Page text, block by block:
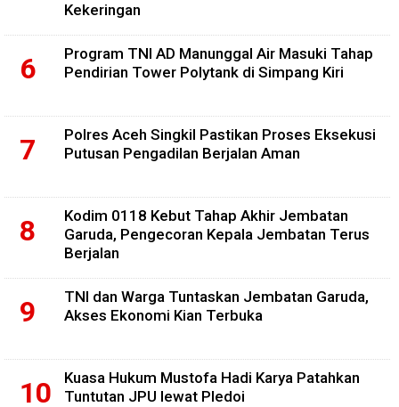
Kekeringan
Program TNI AD Manunggal Air Masuki Tahap
Pendirian Tower Polytank di Simpang Kiri
Polres Aceh Singkil Pastikan Proses Eksekusi
Putusan Pengadilan Berjalan Aman
Kodim 0118 Kebut Tahap Akhir Jembatan
Garuda, Pengecoran Kepala Jembatan Terus
Berjalan
TNI dan Warga Tuntaskan Jembatan Garuda,
Akses Ekonomi Kian Terbuka
Kuasa Hukum Mustofa Hadi Karya Patahkan
Tuntutan JPU lewat Pledoi